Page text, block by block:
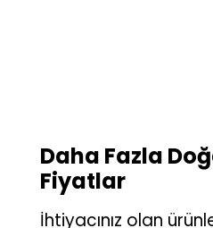
Daha Fazla
Fiyatlar
İhtiyacınız olan